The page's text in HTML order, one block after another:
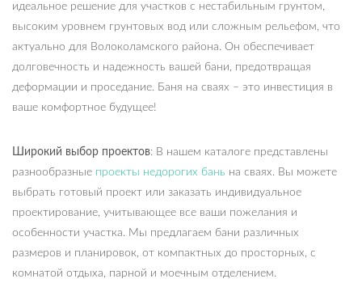
идеальное решение для участков с нестабильным грунтом,
высоким уровнем грунтовых вод или сложным рельефом, что
актуально для Волоколамского района. Он обеспечивает
долговечность и надежность вашей бани, предотвращая
деформации и проседание. Баня на сваях – это инвестиция в
ваше комфортное будущее!
Широкий выбор проектов: В нашем каталоге представлены
разнообразные проекты недорогих бань на сваях. Вы можете
выбрать готовый проект или заказать индивидуальное
проектирование, учитывающее все ваши пожелания и
особенности участка. Мы предлагаем бани различных
размеров и планировок, от компактных до просторных, с
комнатой отдыха, парной и моечным отделением.